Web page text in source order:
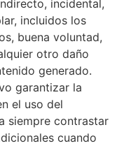
incidental,
incluidos los
buena voluntad,
otro daño
generado.
garantizar la
el uso del
siempre contrastar
cuando